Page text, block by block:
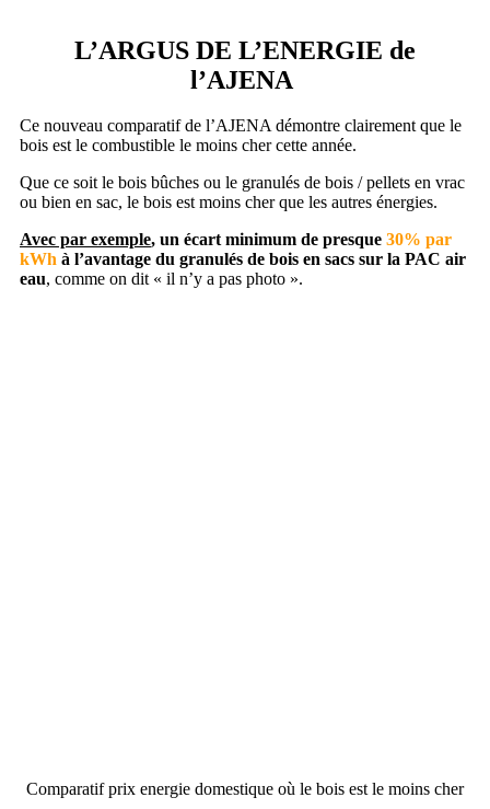
L’ARGUS DE L’ENERGIE de
l’AJENA
Ce nouveau comparatif de l’AJENA démontre clairement que le
bois est le combustible le moins cher cette année.
Que ce soit le bois bûches ou le granulés de bois / pellets en vrac
ou bien en sac, le bois est moins cher que les autres énergies.
Avec par exemple, un écart minimum de presque 30% par
kWh à l’avantage du granulés de bois en sacs sur la PAC air
eau, comme on dit « il n’y a pas photo ».
Comparatif prix energie domestique où le bois est le moins cher